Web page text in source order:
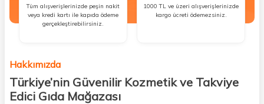
Tüm alışverişlerinizde peşin nakit
veya kredi kartı ile kapıda ödeme
gerçekleştirebilirsiniz.
1000 TL ve üzeri alışverişlerinizde
kargo ücreti ödemezsiniz.
Hakkımızda
Türkiye’nin Güvenilir Kozmetik ve Takviye
Edici Gıda Mağazası